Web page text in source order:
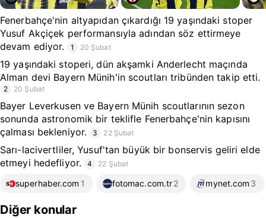
Fenerbahçe'nin altyapıdan çıkardığı 19 yaşındaki stoper
Yusuf Akçiçek performansıyla adından söz ettirmeye
devam ediyor.
1 20 Şubat
19 yaşındaki stoperi, dün akşamki Anderlecht maçında
Alman devi Bayern Münih'in scoutları tribünden takip etti.
2 20 Şubat
Bayer Leverkusen ve Bayern Münih scoutlarının sezon
sonunda astronomik bir teklifle Fenerbahçe'nin kapısını
çalması bekleniyor.
3 22 Şubat
Sarı-lacivertliler, Yusuf'tan büyük bir bonservis geliri elde
etmeyi hedefliyor.
4 22 Şubat
superhaber.com 1 fotomac.com.tr2 mynet.com 3
Diğer konular